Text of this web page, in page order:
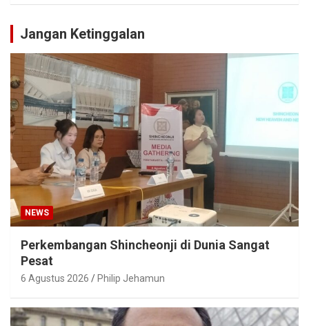
Jangan Ketinggalan
NEWS
Perkembangan Shincheonji di Dunia Sangat
Pesat
6 Agustus 2026 Philip Jehamun